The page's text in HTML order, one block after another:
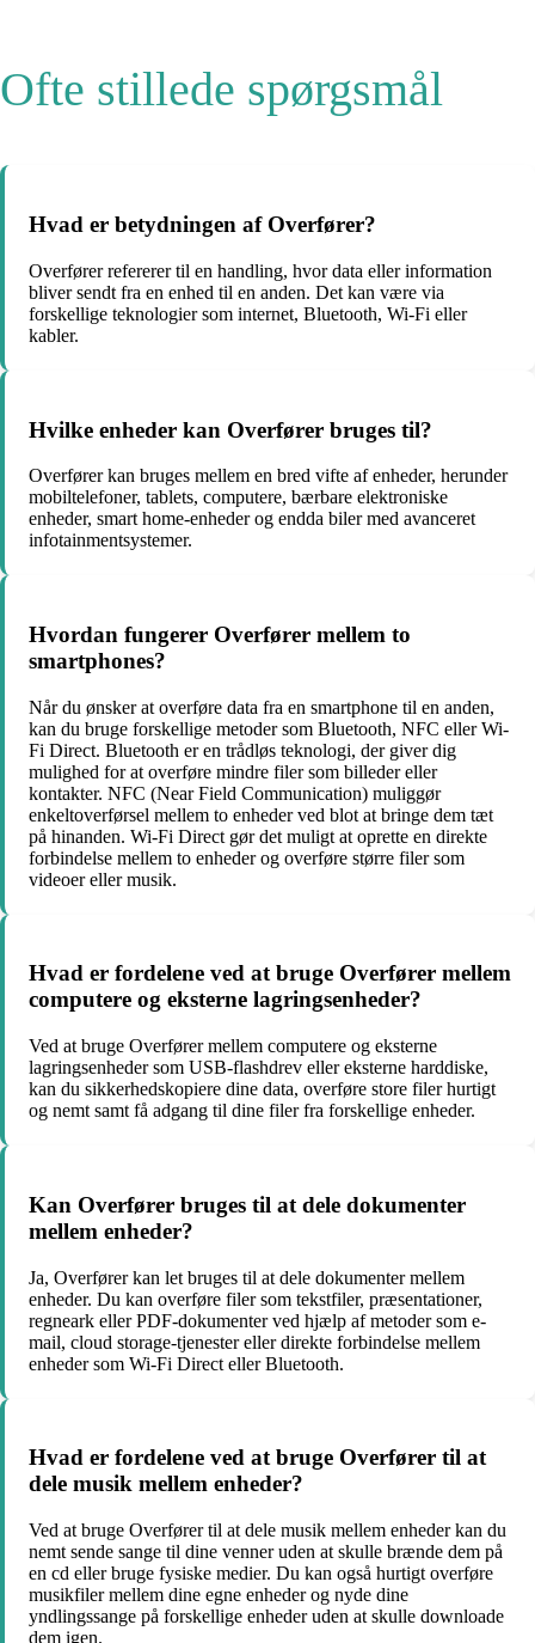
Ofte stillede spørgsmål
Hvad er betydningen af Overfører?
Overfører refererer til en handling, hvor data eller information
bliver sendt fra en enhed til en anden. Det kan være via
forskellige teknologier som internet, Bluetooth, Wi-Fi eller
kabler.
Hvilke enheder kan Overfører bruges til?
Overfører kan bruges mellem en bred vifte af enheder, herunder
mobiltelefoner, tablets, computere, bærbare elektroniske
enheder, smart home-enheder og endda biler med avanceret
infotainmentsystemer.
Hvordan fungerer Overfører mellem to
smartphones?
Når du ønsker at overføre data fra en smartphone til en anden,
kan du bruge forskellige metoder som Bluetooth, NFC eller Wi-
Fi Direct. Bluetooth er en trådløs teknologi, der giver dig
mulighed for at overføre mindre filer som billeder eller
kontakter. NFC (Near Field Communication) muliggør
enkeltoverførsel mellem to enheder ved blot at bringe dem tæt
på hinanden. Wi-Fi Direct gør det muligt at oprette en direkte
forbindelse mellem to enheder og overføre større filer som
videoer eller musik.
Hvad er fordelene ved at bruge Overfører mellem
computere og eksterne lagringsenheder?
Ved at bruge Overfører mellem computere og eksterne
lagringsenheder som USB-flashdrev eller eksterne harddiske,
kan du sikkerhedskopiere dine data, overføre store filer hurtigt
og nemt samt få adgang til dine filer fra forskellige enheder.
Kan Overfører bruges til at dele dokumenter
mellem enheder?
Ja, Overfører kan let bruges til at dele dokumenter mellem
enheder. Du kan overføre filer som tekstfiler, præsentationer,
regneark eller PDF-dokumenter ved hjælp af metoder som e-
mail, cloud storage-tjenester eller direkte forbindelse mellem
enheder som Wi-Fi Direct eller Bluetooth.
Hvad er fordelene ved at bruge Overfører til at
dele musik mellem enheder?
Ved at bruge Overfører til at dele musik mellem enheder kan du
nemt sende sange til dine venner uden at skulle brænde dem på
en cd eller bruge fysiske medier. Du kan også hurtigt overføre
musikfiler mellem dine egne enheder og nyde dine
yndlingssange på forskellige enheder uden at skulle downloade
dem igen.